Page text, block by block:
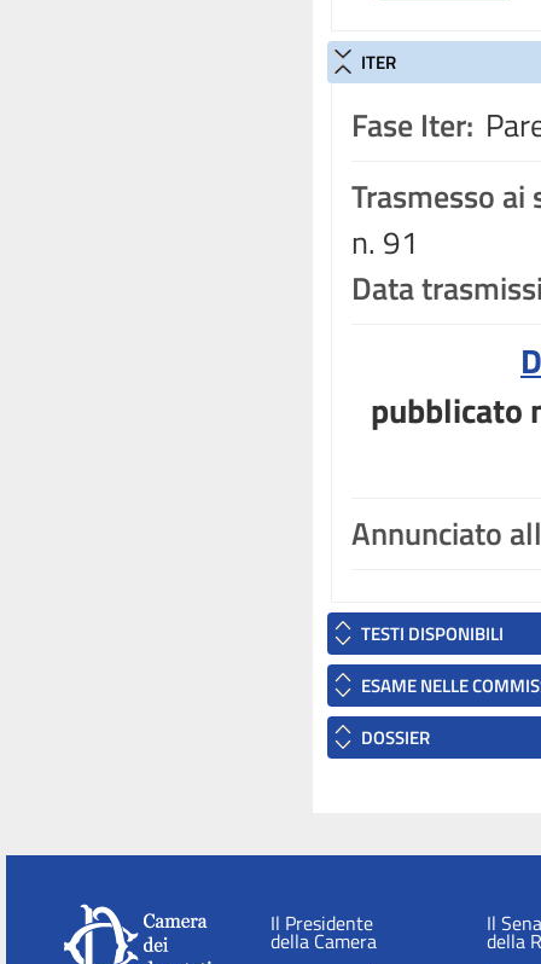
ITER
Fase Iter:
Trasmesso ai
n. 91
Data
pubblicato
Annunciato
TESTI DISPONIBILI
ESAME NELLE
DOSSIER
Il Presidente
della Camera
Il
della